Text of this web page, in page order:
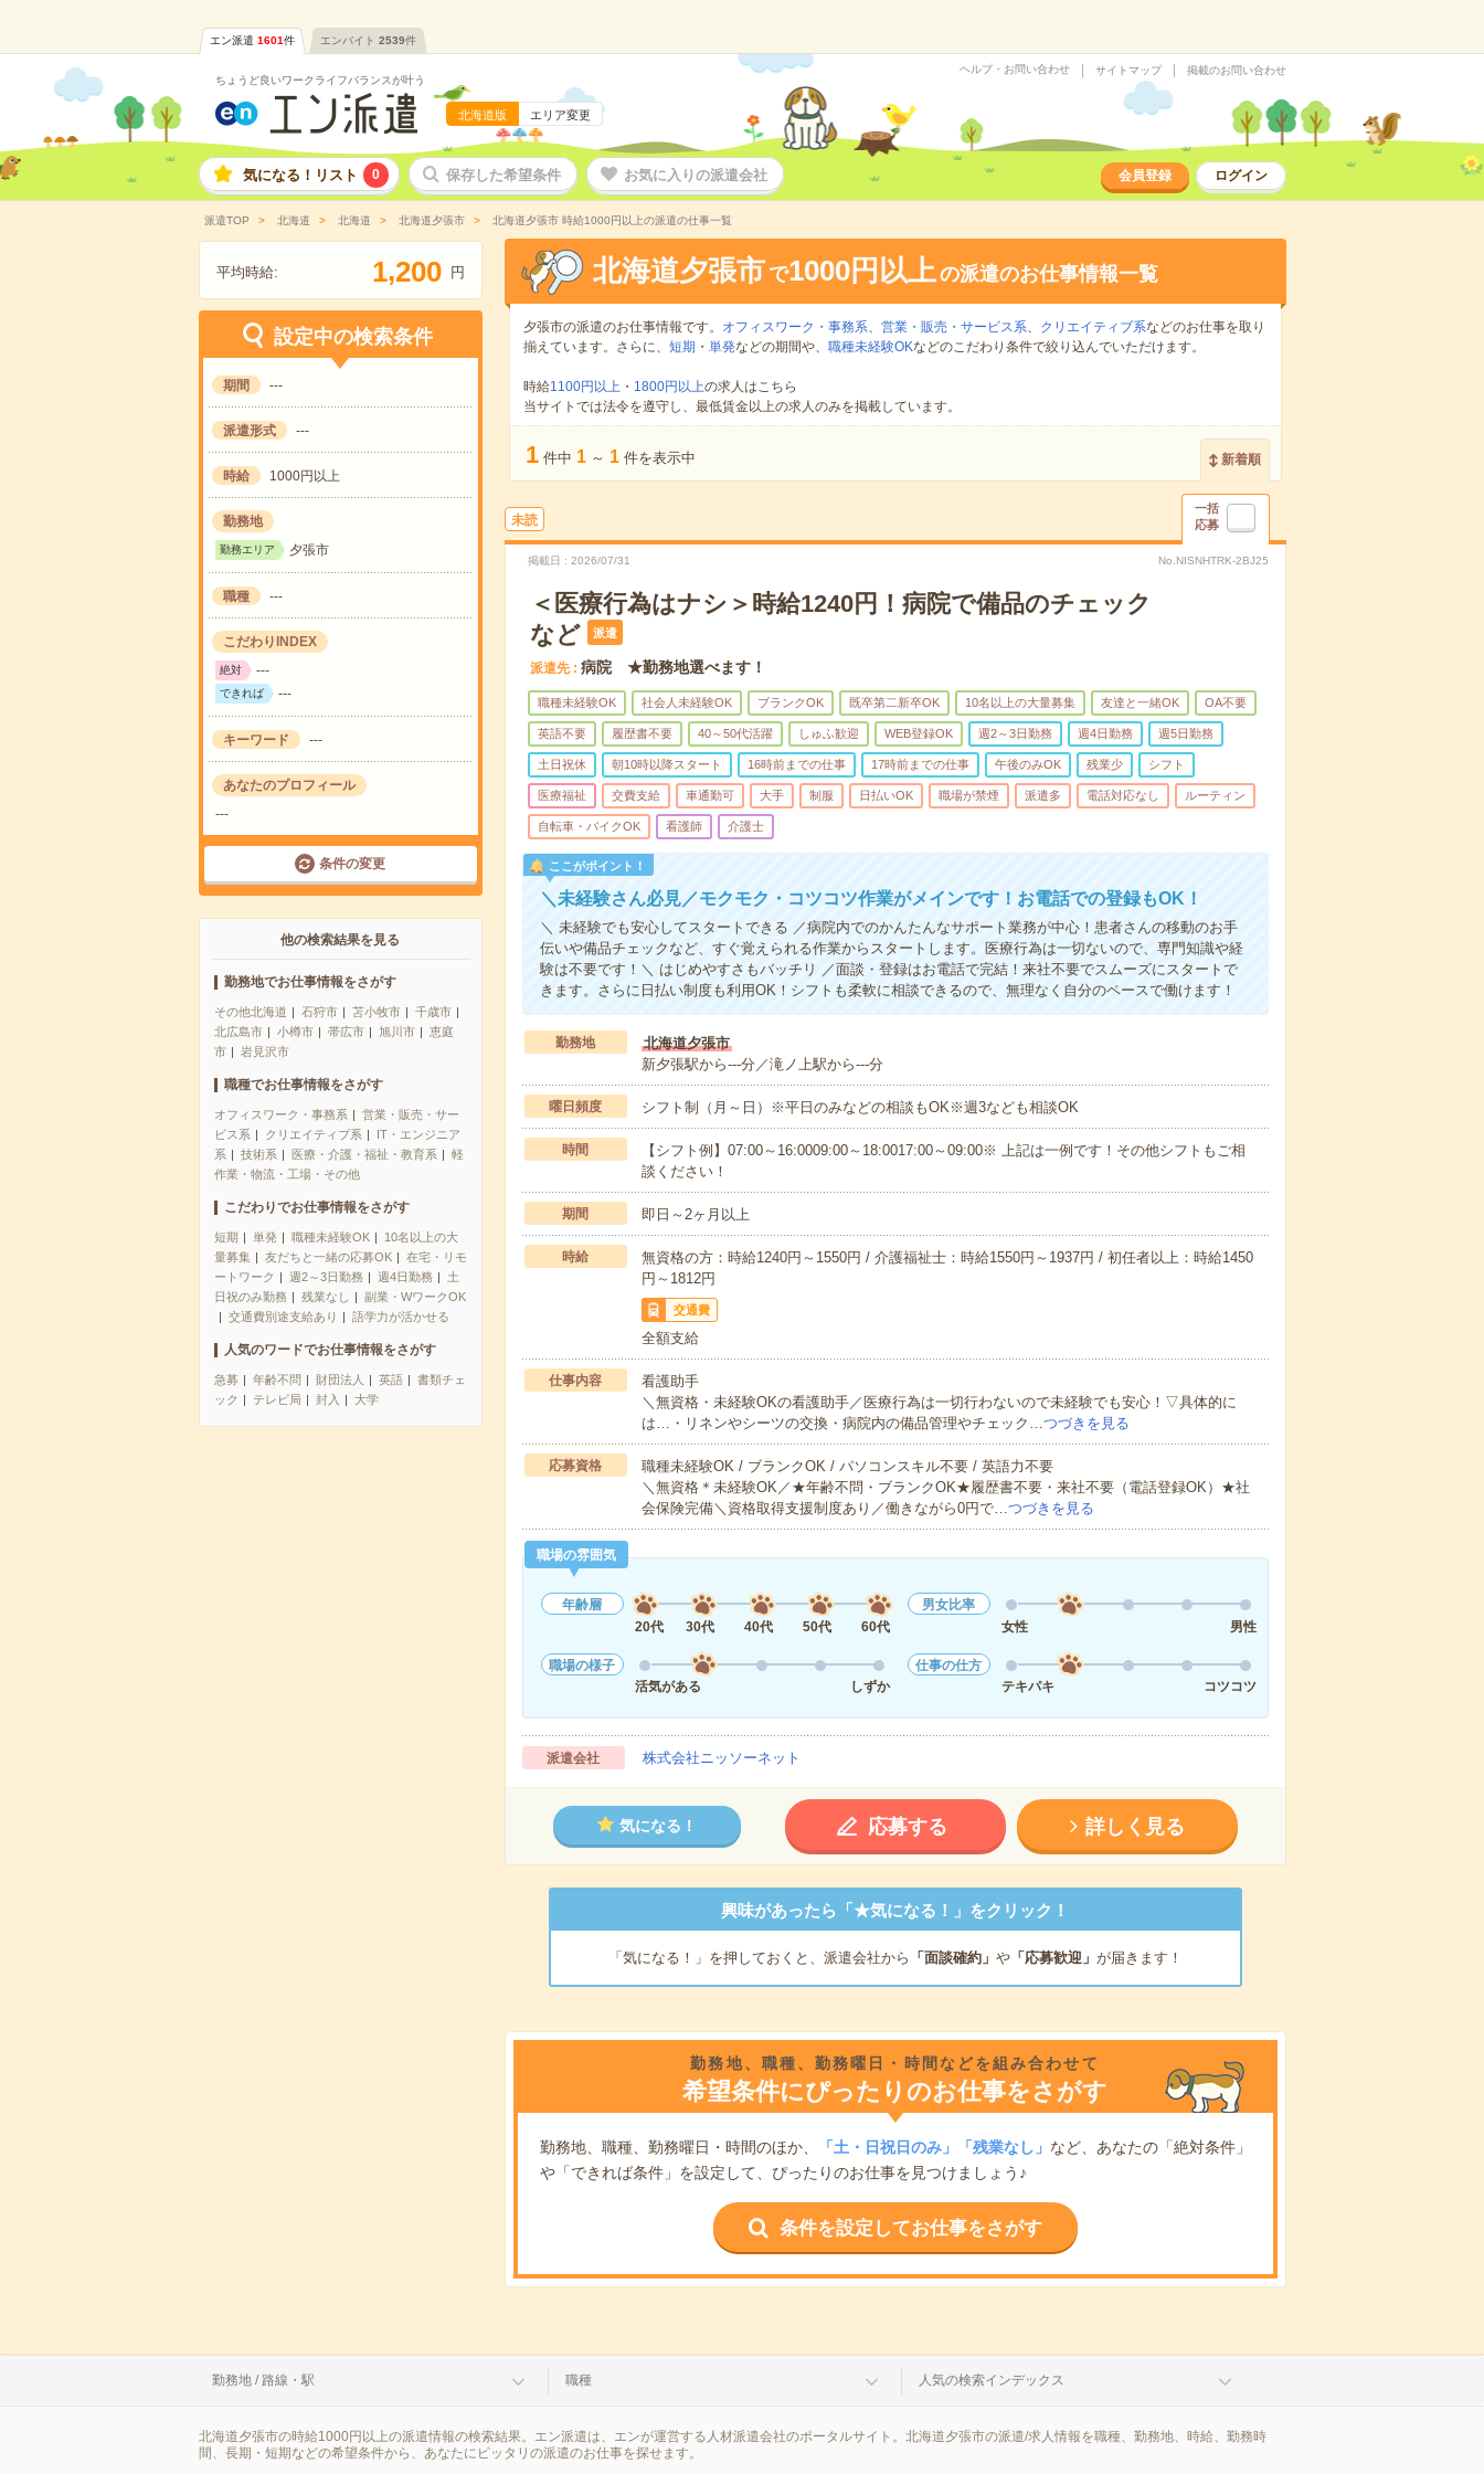
エン派遣 1601件 エンバイト 2539件
ちょうど良いワークライフバランスが叶う
北海道版 エリア変更
ヘルプ・お問い合わせ サイトマップ 掲載のお問い合わせ
気になる！リスト 0 保存した希望条件 お気に入りの派遣会社 会員登録 ログイン
派遣TOP 北海道 北海道 北海道夕張市 北海道夕張市 時給1000円以上の派遣の仕事一覧
平均時給: 1,200 円
設定中の検索条件
期間 ---
派遣形式 ---
時給 1000円以上
勤務地
勤務エリア 夕張市
職種 ---
こだわりINDEX
絶対 ---
できれば ---
キーワード ---
あなたのプロフィール
---
条件の変更
他の検索結果を見る
勤務地でお仕事情報をさがす
その他北海道 石狩市 苫小牧市
千歳市
北広島市
小樽市 帯広市 旭川市
恵庭
市
岩見沢市
職種でお仕事情報をさがす
オフィスワーク・事務系
営業・販売・サー
ビス系
クリエイティブ系
IT・エンジニア
系
技術系 医療・介護・福祉・教育系
軽
作業・物流・工場・その他
こだわりでお仕事情報をさがす
短期 単発 職種未経験OK
10名以上の大
量募集
友だちと一緒の応募OK
在宅・リモ
ートワーク
週2～3日勤務 週4日勤務
土
日祝のみ勤務
残業なし
副業・WワークOK
交通費別途支給あり
語学力が活かせる
人気のワードでお仕事情報をさがす
急募 年齢不問 財団法人 英語
書類チェ
ック
テレビ局 封入 大学
北海道夕張市 で1000円以上の派遣のお仕事情報一覧
夕張市の派遣のお仕事情報です。 オフィスワーク・事務系、 営業・販売・サービス系、 クリエイティブ系などのお仕事を取り
揃えています。さらに、 短期 ・ 単発などの期間や、 職種未経験OKなどのこだわり条件で絞り込んでいただけます。
時給1100円以上・ 1800円以上の求人はこちら
当サイトでは法令を遵守し、最低賃金以上の求人のみを掲載しています。
1 件中 1 ～ 1 件を表示中 新着順
未読
一括
応募
掲載日 2026/07/31 No.NISNHTRK-2BJ25
＜医療行為はナシ＞時給1240円！病院で備品のチェック
など
派遣
派遣先 病院 ★勤務地選べます！
職種未経験OK 社会人未経験OK ブランクOK 既卒第二新卒OK 10名以上の大量募集 友達と一緒OK OA不要
英語不要 履歴書不要 40～50代活躍 しゅふ歓迎 WEB登録OK 週2～3日勤務 週4日勤務 週5日勤務
土日祝休 朝10時以降スタート 16時前までの仕事 17時前までの仕事 午後のみOK 残業少 シフト
医療福祉 交費支給 車通勤可 大手 制服 日払いOK 職場が禁煙 派遣多 電話対応なし ルーティン
自転車・バイクOK 看護師 介護士
ここがポイント！
＼未経験さん必見／モクモク・コツコツ作業がメインです！お電話での登録もOK！
＼ 未経験でも安心してスタートできる ／病院内でのかんたんなサポート業務が中心！患者さんの移動のお手
伝いや備品チェックなど、すぐ覚えられる作業からスタートします。医療行為は一切ないので、専門知識や経
験は不要です！＼ はじめやすさもバッチリ ／面談・登録はお電話で完結！来社不要でスムーズにスタートで
きます。さらに日払い制度も利用OK！シフトも柔軟に相談できるので、無理なく自分のペースで働けます！
勤務地
北海道夕張市
新夕張駅から---分／滝ノ上駅から---分
曜日頻度 シフト制（月～日）※平日のみなどの相談もOK※週3なども相談OK
時間
【シフト例】07:00～16:0009:00～18:0017:00～09:00※ 上記は一例です！その他シフトもご相
談ください！
期間 即日～2ヶ月以上
時給
無資格の方：時給1240円～1550円 / 介護福祉士：時給1550円～1937円 / 初任者以上：時給1450
円～1812円
交通費
全額支給
仕事内容
看護助手
＼無資格・未経験OKの看護助手／医療行為は一切行わないので未経験でも安心！▽具体的に
は…・リネンやシーツの交換・病院内の備品管理やチェック…つづきを見る
応募資格
職種未経験OK / ブランクOK / パソコンスキル不要 / 英語力不要
＼無資格＊未経験OK／★年齢不問・ブランクOK★履歴書不要・来社不要（電話登録OK）★社
会保険完備＼資格取得支援制度あり／働きながら0円で…つづきを見る
職場の雰囲気
年齢層
20代
30代 40代 50代 60代
男女比率
女性
男性
職場の様子
活気がある
しずか
仕事の仕方
テキパキ
コツコツ
派遣会社 株式会社ニッソーネット
気になる！ 応募する 詳しく見る
興味があったら「★気になる！」をクリック！
「気になる！」を押しておくと、派遣会社から 「面談確約」 や「応募歓迎」 が届きます！
勤務地、職種、勤務曜日・時間などを組み合わせて
希望条件にぴったりのお仕事をさがす
勤務地、職種、勤務曜日・時間のほか、 「土・日祝日のみ」「残業なし」 など、あなたの「絶対条件」
や「できれば条件」を設定して、ぴったりのお仕事を見つけましょう♪
条件を設定してお仕事をさがす
勤務地 / 路線・駅 職種 人気の検索インデックス
北海道夕張市の時給1000円以上の派遣情報の検索結果。エン派遣は、エンが運営する人材派遣会社のポータルサイト。北海道夕張市の派遣/求人情報を職種、勤務地、時給、勤務時
間、長期・短期などの希望条件から、あなたにピッタリの派遣のお仕事を探せます。